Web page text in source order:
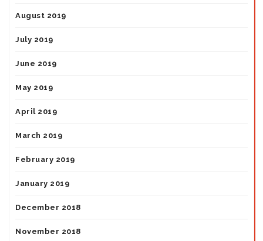
August 2019
July 2019
June 2019
May 2019
April 2019
March 2019
February 2019
January 2019
December 2018
November 2018